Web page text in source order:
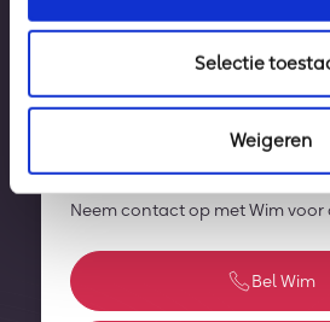
Selectie
Weigeren
Vertrouwen op een
Zo eenvoudig. Zo Axoft.
Neem contact op met Wim voor
Bel Wim